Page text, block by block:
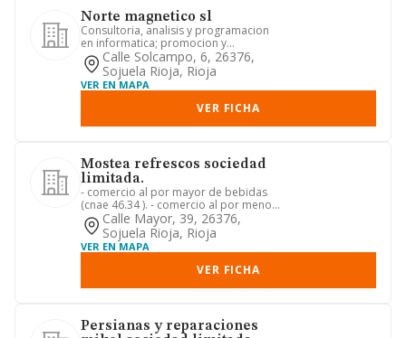
Norte magnetico sl
Consultoria, analisis y programacion
en informatica; promocion y
explotacion de instalaciones de en...
Calle Solcampo, 6, 26376,
Sojuela Rioja, Rioja
VER EN MAPA
VER FICHA
Mostea refrescos sociedad
limitada.
- comercio al por mayor de bebidas
(cnae 46.34 ). - comercio al por menor
de bebidas en establecimi...
Calle Mayor, 39, 26376,
Sojuela Rioja, Rioja
VER EN MAPA
VER FICHA
Persianas y reparaciones